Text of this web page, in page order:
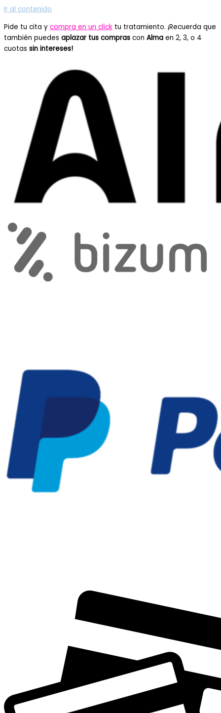
Ir al contenido
Pide tu cita y compra en un click tu tratamiento. ¡Recuerda que
también puedes aplazar tus compras con Alma en 2, 3, o 4
cuotas sin intereses!